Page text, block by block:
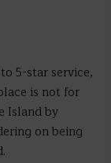
5-star service,
is not for
Island by
on being